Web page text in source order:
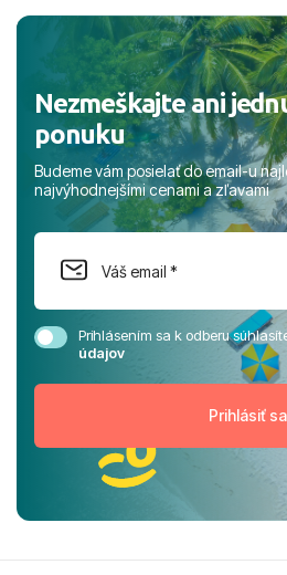
Nezmeškajte ani
ponuku
Budeme vám posielať do email-u
najvýhodnejšími cenami a zľavami
Prihlásením sa k odberu
údajov